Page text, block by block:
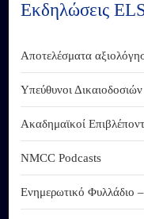
Εκδηλώσεις
Αποτελέσματα
Υπεύθυνοι
Ακαδημαϊκοί
NMCC Podcasts
Ενημερωτικό Φυλλάδιο